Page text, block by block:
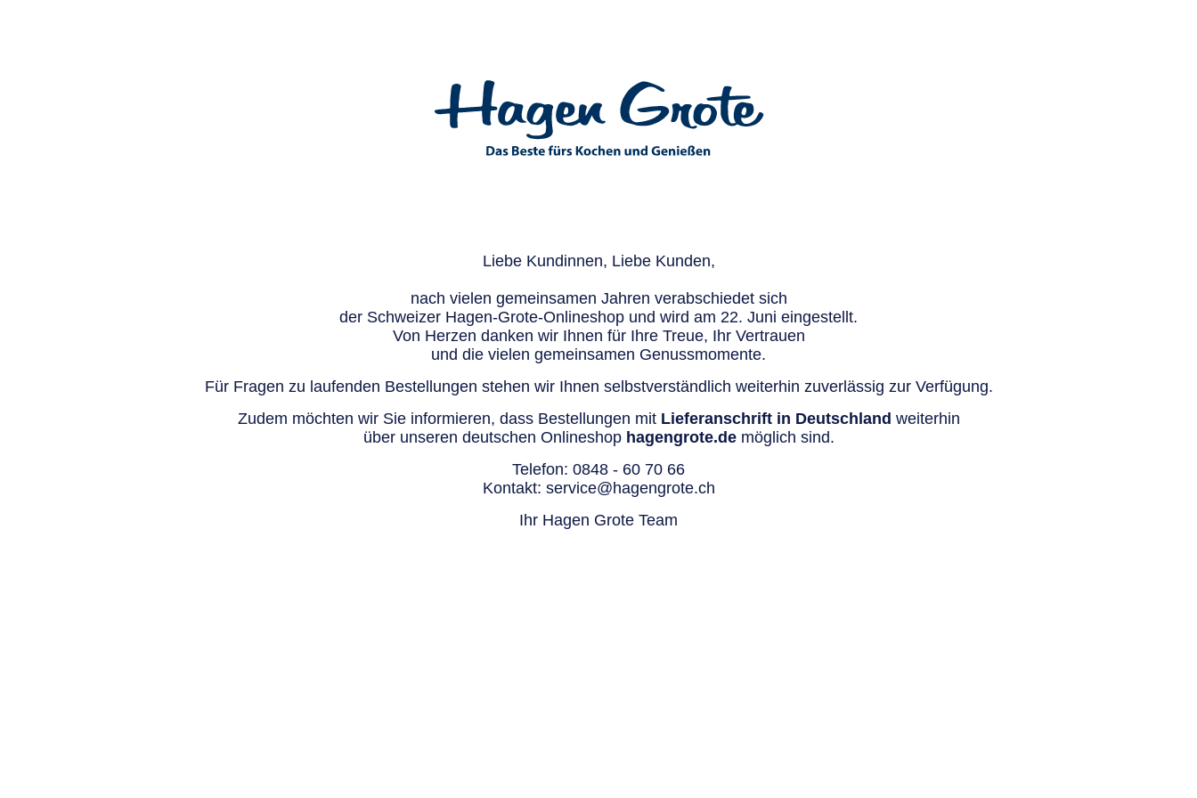
Liebe Kundinnen, Liebe Kunden,
nach vielen gemeinsamen Jahren verabschiedet sich
der Schweizer Hagen-Grote-Onlineshop und wird am 22. Juni eingestellt.
Von Herzen danken wir Ihnen für Ihre Treue, Ihr Vertrauen
und die vielen gemeinsamen Genussmomente.
Für Fragen zu laufenden Bestellungen stehen wir Ihnen selbstverständlich weiterhin zuverlässig zur Verfügung.
Zudem möchten wir Sie informieren, dass Bestellungen mit Lieferanschrift in Deutschland weiterhin
über unseren deutschen Onlineshop hagengrote.demöglich sind.
Telefon: 0848 - 60 70 66
Kontakt: service@hagengrote.ch
Ihr Hagen Grote Team